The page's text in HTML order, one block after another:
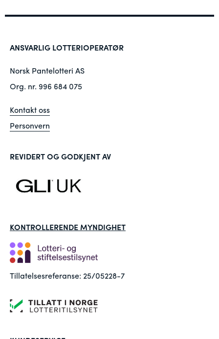
ANSVARLIG LOTTERIOPERATØR
Norsk Pantelotteri AS
Org. nr. 996 684 075
Kontakt oss
Personvern
REVIDERT OG GODKJENT AV
KONTROLLERENDE MYNDIGHET
Tillatelsesreferanse: 25/05228-7